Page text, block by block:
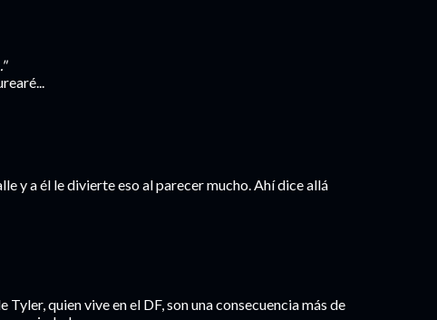
y a él le divierte eso al parecer mucho. Ahí dice allá
Tyler, quien vive en el DF, son una consecuencia más de